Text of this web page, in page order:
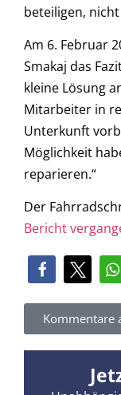
beteiligen,
Am 6. Februar
Smakaj das
kleine Lösung
Mitarbeiter in
Unterkunft
Möglichkeit
reparieren.“
Der
Bericht
Kommentare